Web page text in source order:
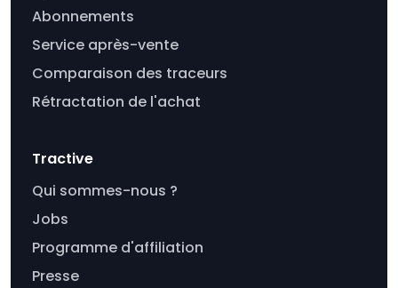
Abonnements
Service après-vente
Comparaison des traceurs
Rétractation de l'achat
Tractive
Qui sommes-nous ?
Jobs
Programme d'affiliation
Presse